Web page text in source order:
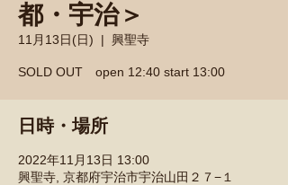
都・宇治＞
11月13日(日)
  |
興聖寺
SOLD OUT open 12:40 start 13:00
日時・場所
2022年11月13日 13:00
興聖寺, 京都府宇治市宇治山田２７−１